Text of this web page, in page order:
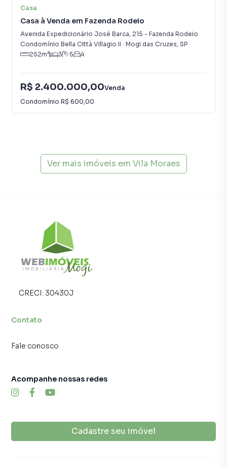
Casa
Casa à Venda em Fazenda Rodeio
Avenida Expedicionário José Barca, 215 - Fazenda Rodeio
Condomínio Bella Città Villagio II · Mogi das Cruzes, SP
252m² 3 5 4
R$ 2.400.000,00Venda
Condomínio R$ 600,00
Ver mais imóveis em Vila Moraes
CRECI: 30430J
Contato
Fale conosco
Cadastre seu imóvel
Acompanhe nossas redes